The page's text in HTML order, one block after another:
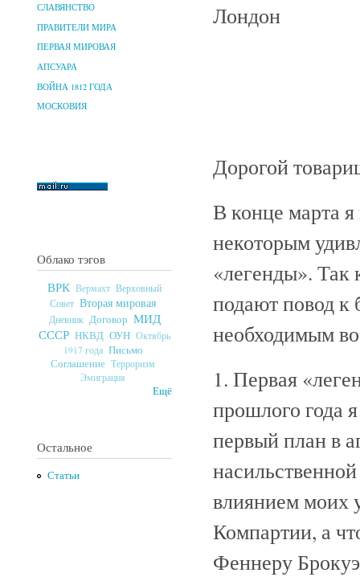
СЛАВЯНСТВО
ПРАВИТЕЛИ МИРА
ПЕРВАЯ МИРОВАЯ
АПСУАРА
ВОЙНА 1812 ГОДА
МОСКОВИЯ
Облако тэгов
ВРК Вермахт Верховный
Совет Вторая мировая
Дневник Договор МИД
СССР НКВД ОУН Октябрь
1917 года Письмо
Соглашение Терроризм
Эмиграция
Ещё
Остальное
Статьи
Лондон
Дорогой
В конце марта
некоторым
«легенды». Так
подают повод к
необходимым
1. Первая
прошлого года
первый план в
влиянием моих
Компартии, а
Феннеру